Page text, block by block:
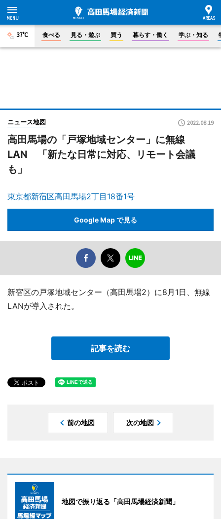
37°C 食べる 見る・遊ぶ 買う 暮らす・働く 学ぶ・知る
ニュース地図 2022.08.19
高田馬場の「戸塚地域センター」に無線
LAN 「新たな日常に対応、リモート会議
も」
東京都新宿区高田馬場2丁目18番1号
Google Map で見る
新宿区の戸塚地域センター（高田馬場2）に8月1日、無線
LANが導入された。
記事を読む
前の地図 次の地図
地図で振り返る「高田馬場経済新聞」